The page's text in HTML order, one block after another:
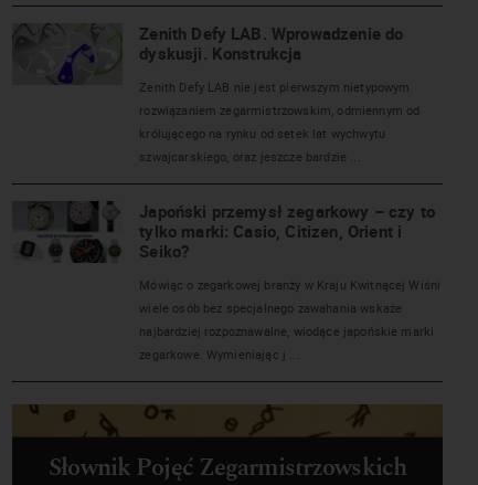
Zenith Defy LAB. Wprowadzenie do
dyskusji. Konstrukcja
Zenith Defy LAB nie jest pierwszym nietypowym
rozwiązaniem zegarmistrzowskim, odmiennym od
królującego na rynku od setek lat wychwytu
szwajcarskiego, oraz jeszcze bardzie ...
Japoński przemysł zegarkowy – czy to
tylko marki: Casio, Citizen, Orient i
Seiko?
Mówiąc o zegarkowej branży w Kraju Kwitnącej Wiśni
wiele osób bez specjalnego zawahania wskaże
najbardziej rozpoznawalne, wiodące japońskie marki
zegarkowe. Wymieniając j ...
Słownik Pojęć Zegarmistrzowskich